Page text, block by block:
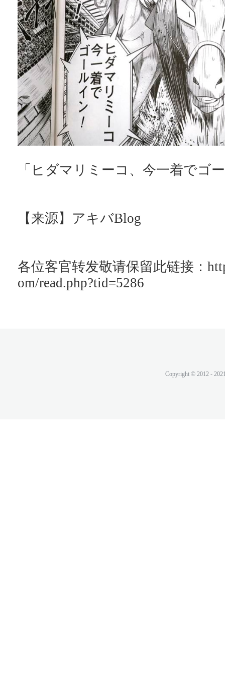
「ヒダマリミーコ、今一着でゴ
【来源】アキバBlog
各位客官转发敬请保留此链接：
om/read.php?tid=5286
Copyright © 2012 -